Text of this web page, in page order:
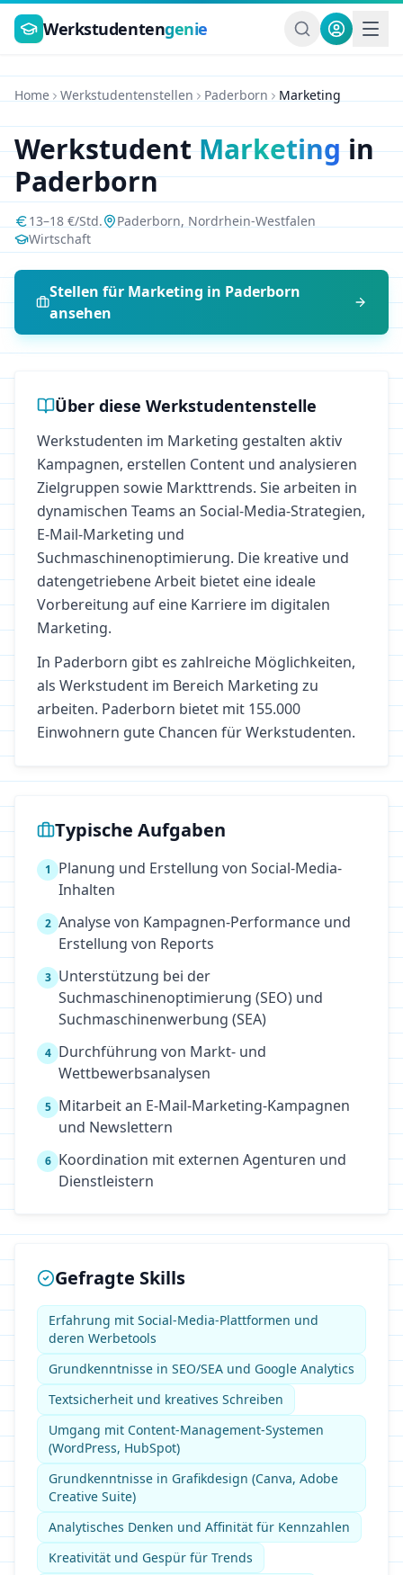
Zum Hauptinhalt springen
Werkstudentengenie
Home Werkstudentenstellen Paderborn Marketing
WerkstudentMarketingin
Paderborn
13–18 €/Std. Paderborn, Nordrhein-Westfalen
Wirtschaft
Stellen für Marketing in Paderborn
ansehen
Über diese Werkstudentenstelle
Werkstudenten im Marketing gestalten aktiv
Kampagnen, erstellen Content und analysieren
Zielgruppen sowie Markttrends. Sie arbeiten in
dynamischen Teams an Social-Media-Strategien,
E-Mail-Marketing und
Suchmaschinenoptimierung. Die kreative und
datengetriebene Arbeit bietet eine ideale
Vorbereitung auf eine Karriere im digitalen
Marketing.
In Paderborn gibt es zahlreiche Möglichkeiten,
als Werkstudent im Bereich Marketing zu
arbeiten. Paderborn bietet mit 155.000
Einwohnern gute Chancen für Werkstudenten.
Typische Aufgaben
1
Planung und Erstellung von Social-Media-
Inhalten
2 Analyse von Kampagnen-Performance und
Erstellung von Reports
3 Unterstützung bei der
Suchmaschinenoptimierung (SEO) und
Suchmaschinenwerbung (SEA)
4 Durchführung von Markt- und
Wettbewerbsanalysen
5 Mitarbeit an E-Mail-Marketing-Kampagnen
und Newslettern
6 Koordination mit externen Agenturen und
Dienstleistern
Gefragte Skills
Erfahrung mit Social-Media-Plattformen und
deren Werbetools
Grundkenntnisse in SEO/SEA und Google Analytics
Textsicherheit und kreatives Schreiben
Umgang mit Content-Management-Systemen
(WordPress, HubSpot)
Grundkenntnisse in Grafikdesign (Canva, Adobe
Creative Suite)
Analytisches Denken und Affinität für Kennzahlen
Kreativität und Gespür für Trends